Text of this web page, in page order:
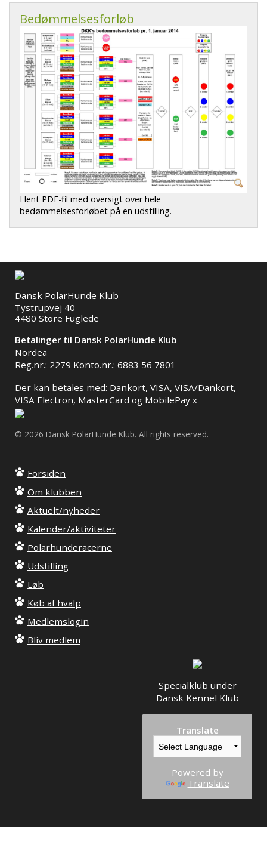
Bedømmelsesforløb
Hent PDF-fil med oversigt over hele
bedømmelsesforløbet på en udstilling.
Dansk PolarHunde Klub
Tystrupvej 40
4480 Store Fuglede
Betalinger til Dansk PolarHunde Klub
Nordea
Reg.nr.: 2279 Konto.nr.: 6883 56 7801
Der kan betales med: Dankort, VISA, VISA/Dankort,
VISA Electron, MasterCard og MobilePay x
© 2026 Dansk PolarHunde Klub. All rights reserved.
Forsiden
Om klubben
Aktuelt/nyheder
Kalender/aktiviteter
Polarhunderacerne
Udstilling
Løb
Køb af hvalp
Medlemslogin
Bliv medlem
Specialklub under
Dansk Kennel Klub
Translate
Powered by
Translate